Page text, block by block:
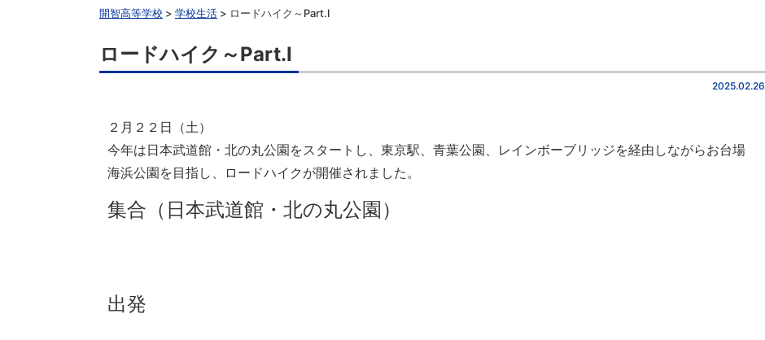
開智高等学校 > 学校生活 > ロードハイク～Part.Ⅰ
ロードハイク～Part.Ⅰ
2025.02.26
２月２２日（土）
今年は日本武道館・北の丸公園をスタートし、東京駅、青葉公園、レインボーブリッジを経由しながらお台場
海浜公園を目指し、ロードハイクが開催されました。
集合（日本武道館・北の丸公園）
出発